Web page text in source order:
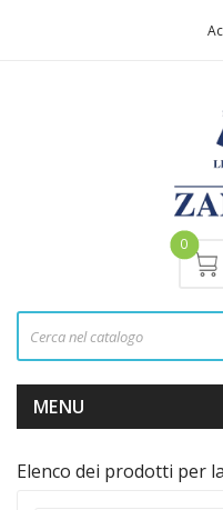
0
MENU
Elenco dei prodotti per